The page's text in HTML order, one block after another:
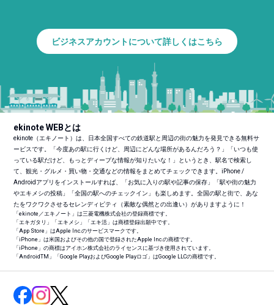
ビジネスアカウントについて詳しくはこちら
ekinote WEBとは
ekinote（エキノート）は、日本全国すべての鉄道駅と周辺の街の魅力を発見できる無料サ
ービスです。「今度あの駅に行くけど、周辺にどんな場所があるんだろう？」「いつも使
っている駅だけど、もっとディープな情報が知りたいな！」というとき、駅名で検索し
て、観光・グルメ・買い物・交通などの情報をまとめてチェックできます。iPhone /
Androidアプリをインストールすれば、「お気に入りの駅や記事の保存」「駅や街の魅力
やエキメシの投稿」「全国の駅へのチェックイン」も楽しめます。全国の駅と街で、あな
たをワクワクさせるセレンディピティ（素敵な偶然との出逢い）がありますように！
「ekinote／エキノート」は三菱電機株式会社の登録商標です。
「エキガタリ」「エキメシ」「エキ活」は商標登録出願中です。
「App Store」はApple Inc.のサービスマークです。
「iPhone」は米国およびその他の国で登録されたApple Inc.の商標です。
「iPhone」の商標はアイホン株式会社のライセンスに基づき使用されています。
「AndroidTM 」「Google PlayおよびGoogle Playロゴ」はGoogle LLCの商標です。